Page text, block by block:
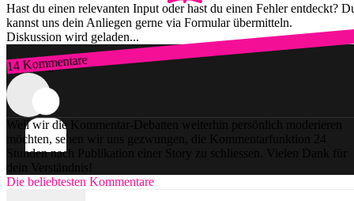
Hast du einen relevanten Input oder hast du einen Fehler entdeckt?
kannst uns dein Anliegen gerne via Formular übermitteln.
Diskussion wird geladen...
14 Kommentare
Zum Login
Weil wir die Kommentar-Debatten weiterhin persönlich moderieren
möchten, sehen wir uns gezwungen, die Kommentarfunktion 24
Stunden nach Publikation einer Story zu schliessen. Vielen Dank für
dein Verständnis!
Die beliebtesten Kommentare